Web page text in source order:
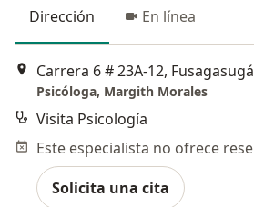
Dirección En línea
Carrera 6 # 23A-12, Fusagasugá
Psicóloga, Margith Morales
Visita Psicología
Solicita una cita